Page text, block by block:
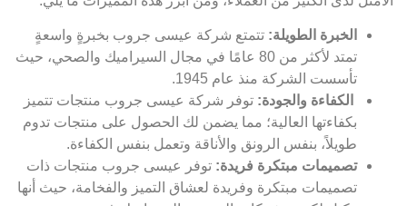
الخبرة الطويلة: تتمتع شركة عيسى جروب بخبرةٍ واسعةٍ
تمتد لأكثر من 80 عامًا في مجال السيراميك والصحي، حيث
تأسست الشركة منذ عام 1945.
الكفاءة والجودة: توفر شركة عيسى جروب منتجات تتميز
بكفاءتها العالية؛ مما يضمن لك الحصول على منتجات تدوم
طويلاً، بنفس الرونق والأناقة وتعمل بنفس الكفاءة.
تصميمات مبتكرة فريدة: توفر عيسى جروب منتجات ذات
تصميمات مبتكرة وفريدة لعشاق التميز والفخامة، حيث أنها